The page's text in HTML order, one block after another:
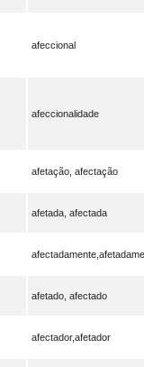
afeccional
afeccionalidade
afetação, afectação
afetada, afectada
afetado, afectado
afectador,afetador